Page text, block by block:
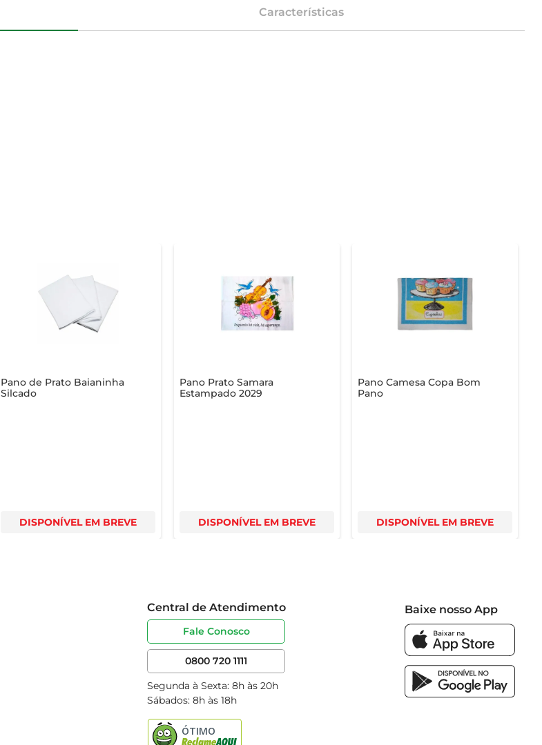
Características
Pano de Prato Baianinha
Silcado
DISPONÍVEL EM BREVE
Pano Prato Samara
Estampado 2029
DISPONÍVEL EM BREVE
Pano Camesa Copa Bom
Pano
DISPONÍVEL EM BREVE
Central de Atendimento
Fale Conosco
0800 720 1111
Segunda à Sexta: 8h às 20h
Sábados: 8h às 18h
Baixe nosso App